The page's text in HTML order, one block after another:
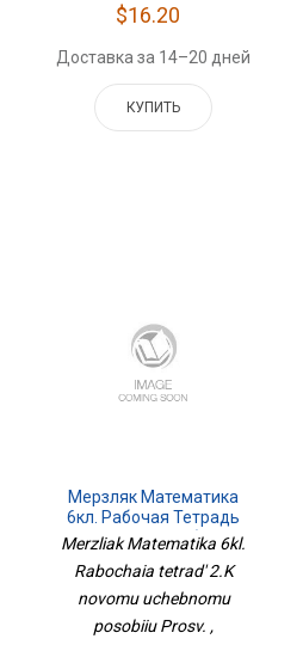
$16.20
Доставка за 14–20 дней
КУПИТЬ
Мерзляк Математика
6кл. Рабочая Тетрадь
2.К Новому Учебному
Merzliak Matematika 6kl.
Rabochaia tetrad' 2.K
novomu uchebnomu
posobiiu Prosv. ,